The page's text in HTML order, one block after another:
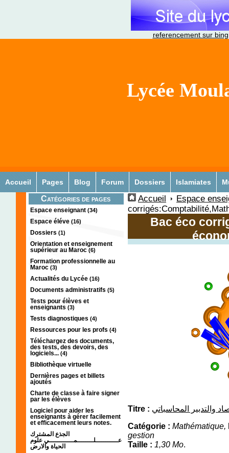
referencement sur bing
Lycée
Accueil Pages Blog Forum Dossiers Islamiates
Catégories de pages
Espace enseignant (34)
Espace éléve (16)
Dossiers (1)
Orientation et enseignement
supérieur au Maroc (6)
Formation professionnelle au
Maroc (3)
Actualités du Lycée (16)
Documents administratifs (5)
Tests pour élèves et
enseignants (3)
Tests diagnostiques (4)
Ressources pour les profs (4)
Téléchargez des documents,
des tests, des devoirs, des
logiciels... (4)
Bibliothèque virtuelle
Dernières pages et billets
ajoutés
Charte de classe à faire signer
par les élèves
Logiciel pour aider les
enseignants à gérer facilement
et efficacement leurs notes.
الجذع المشترك
عـــــــــــلــــــــمــــــــــــي علوم
الحياة والارض
Accueil
Espace
Bac éco
Titre : والتدبير المحاسباتي
Catégorie : Mathématique,
gestion
Taille : 1,30 Mo.